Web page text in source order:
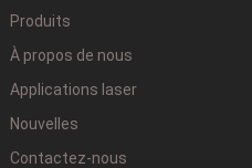
Produits
À propos de nous
Applications laser
Nouvelles
Contactez-nous